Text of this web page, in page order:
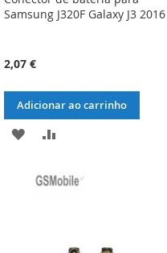
Samsung J320F Galaxy J3 2016
2,07 €
Adicionar ao carrinho
ADICIONAR
LISTA
DESEJOS
COMPARAÇÃO